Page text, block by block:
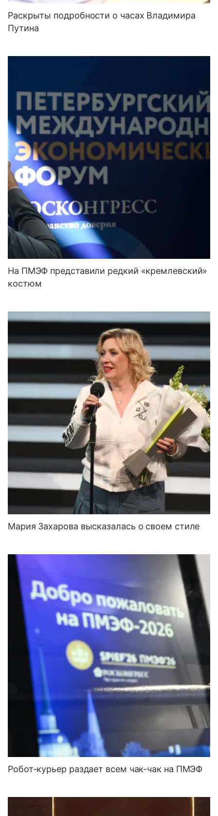
Раскрыты подробности о часах Владимира
Путина
На ПМЭФ представили редкий «кремлевский»
костюм
Мария Захарова высказалась о своем стиле
Робот-курьер раздает всем чак-чак на ПМЭФ